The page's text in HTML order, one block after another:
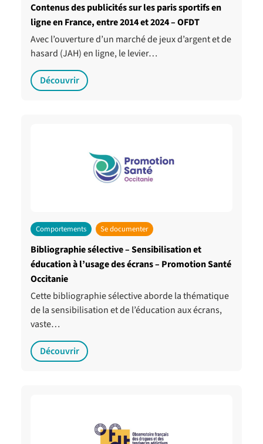
Contenus des publicités sur les paris sportifs en
ligne en France, entre 2014 et 2024 – OFDT
Avec l’ouverture d’un marché de jeux d’argent et de
hasard (JAH) en ligne, le levier…
Découvrir
Comportements Se documenter
Bibliographie sélective – Sensibilisation et
éducation à l’usage des écrans – Promotion Santé
Occitanie
Cette bibliographie sélective aborde la thématique
de la sensibilisation et de l’éducation aux écrans,
vaste…
Découvrir